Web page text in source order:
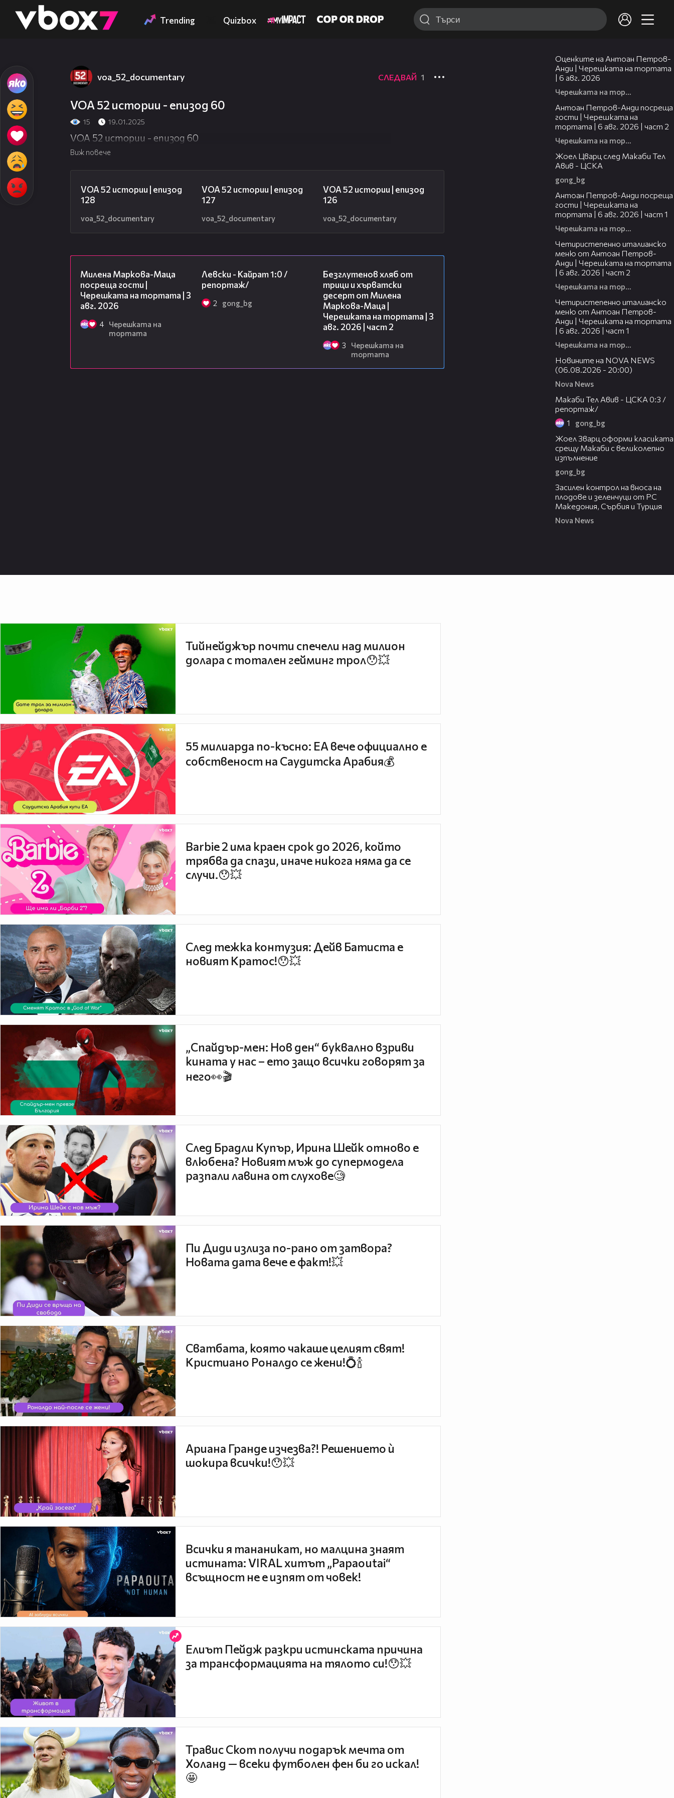
👾 Trending Quizbox
voa_52_documentary СЛЕДВАЙ 1
VOA 52 истории - епизод 60
15 19.01.2025
VOA 52 истории - епизод 60
Виж повече
VOA 52 истории | епизод
128
voa_52_documentary
VOA 52 истории | епизод
127
voa_52_documentary
VOA 52 истории | епизод
126
voa_52_documentary
Милена Маркова-Маца
посреща гости |
Черешката на тортата | 3
авг. 2026
4
Черешката на
тортата
Левски - Кайрат 1:0 /
репортаж/
2 gong_bg
Безглутенов хляб от
трици и хърватски
десерт от Милена
Маркова-Маца |
Черешката на тортата | 3
авг. 2026 | част 2
3
Черешката на
тортата
Оценките на Антоан Петров-
Анди | Черешката на тортата
| 6 авг. 2026
Черешката на тортата
Антоан Петров-Анди посреща
гости | Черешката на
тортата | 6 авг. 2026 | част 2
Черешката на тортата
Жоел Цварц след Макаби Тел
Авив - ЦСКА
gong_bg
Антоан Петров-Анди посреща
гости | Черешката на
тортата | 6 авг. 2026 | част 1
Черешката на тортата
Четиристепенно италианско
меню от Антоан Петров-
Анди | Черешката на тортата
| 6 авг. 2026 | част 2
Черешката на тортата
Четиристепенно италианско
меню от Антоан Петров-
Анди | Черешката на тортата
| 6 авг. 2026 | част 1
Черешката на тортата
Новините на NOVA NEWS
(06.08.2026 - 20:00)
Nova News
Макаби Тел Авив - ЦСКА 0:3 /
репортаж/
1 gong_bg
Жоел Зварц оформи класиката
срещу Макаби с великолепно
изпълнение
gong_bg
Засилен контрол на вноса на
плодове и зеленчуци от РС
Македония, Сърбия и Турция
Nova News
Тийнейджър почти спечели над милион
долара с тотален гейминг трол😯💥
55 милиарда по-късно: EA вече официално е
собственост на Саудитска Арабия💰
Barbie 2 има краен срок до 2026, който
трябва да спази, иначе никога няма да се
случи.😯💥
След тежка контузия: Дейв Батиста е
новият Кратос!😯💥
„Спайдър-мен: Нов ден“ буквално взриви
кината у нас – ето защо всички говорят за
него👀🎬
След Брадли Купър, Ирина Шейк отново е
влюбена? Новият мъж до супермодела
разпали лавина от слухове🧐
Пи Диди излиза по-рано от затвора?
Новата дата вече е факт!💥
Сватбата, която чакаше целият свят!
Кристиано Роналдо се жени!💍🍾
Ариана Гранде изчезва?! Решението ѝ
шокира всички!😯💥
Всички я тананикат, но малцина знаят
истината: VIRAL хитът „Papaoutai“
всъщност не е изпят от човек!
Елиът Пейдж разкри истинската причина
за трансформацията на тялото си!😯💥
Травис Скот получи подарък мечта от
Холанд — всеки футболен фен би го искал!
🤩